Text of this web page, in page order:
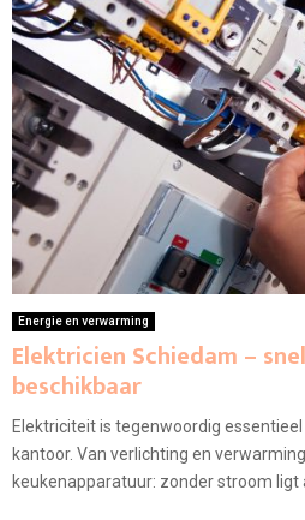
Energie en verwarming
Elektricien Schiedam –
beschikbaar
Elektriciteit is tegenwoordig
kantoor. Van verlichting en
keukenapparatuur: zonder stroom ligt